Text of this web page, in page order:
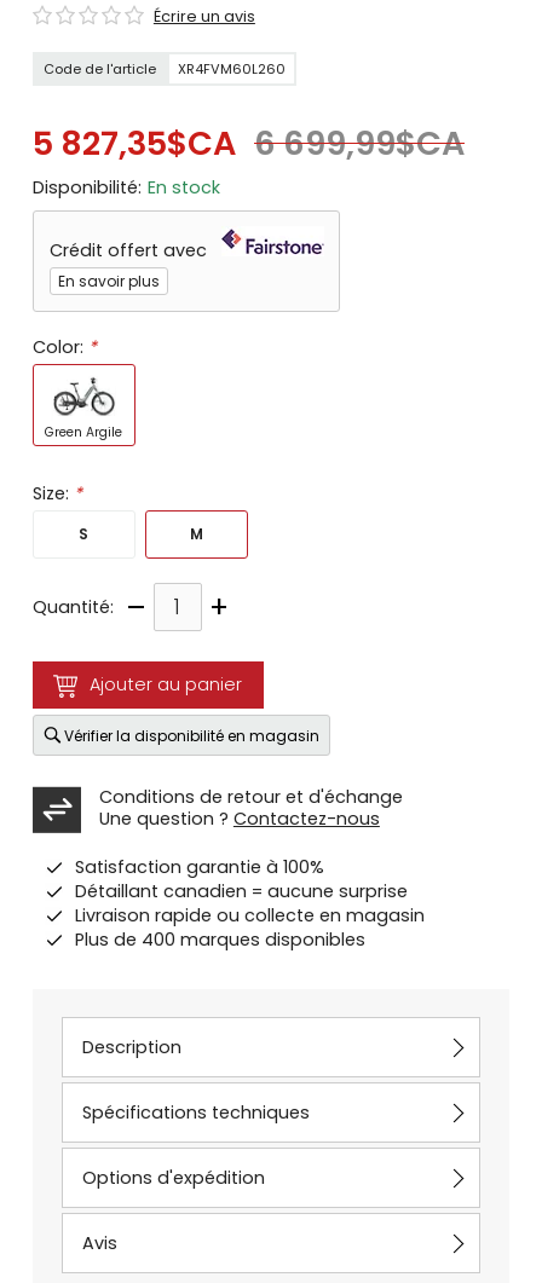
Écrire un avis
Code de l'article XR4FVM60L260
5 827,35$CA 6 699,99$CA
Disponibilité: En stock
Crédit offert avec
En savoir plus
Color: *
Green Argile
Size: *
S M
Quantité: – +
Ajouter au panier
Vérifier la disponibilité en magasin
Conditions de retour et d'échange
Une question ? Contactez-nous
Satisfaction garantie à 100%
Détaillant canadien = aucune surprise
Livraison rapide ou collecte en magasin
Plus de 400 marques disponibles
Description
Spécifications techniques
Options d'expédition
Avis